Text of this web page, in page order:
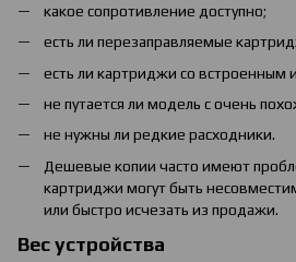
какое сопротивление доступно;
есть ли перезаправляемые
есть ли картриджи со встроенным
не путается ли модель с очень
не нужны ли редкие расходники.
Дешевые копии часто имеют
картриджи могут быть
или быстро исчезать из продажи.
Вес устройства